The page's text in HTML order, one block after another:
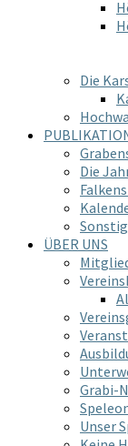
Die
Die
ÜBER UNS
Grabi-
Unser